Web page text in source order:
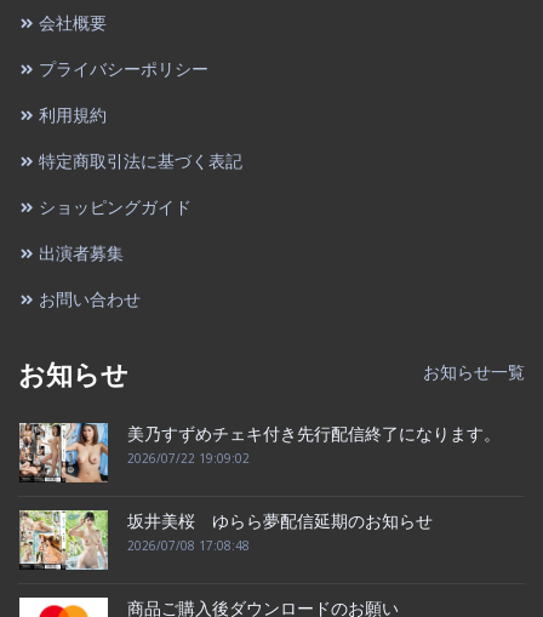
会社概要
プライバシーポリシー
利用規約
特定商取引法に基づく表記
ショッピングガイド
出演者募集
お問い合わせ
お知らせ お知らせ一覧
美乃すずめチェキ付き先行配信終了になります。
2026/07/22 19:09:02
坂井美桜 ゆらら夢配信延期のお知らせ
2026/07/08 17:08:48
商品ご購入後ダウンロードのお願い